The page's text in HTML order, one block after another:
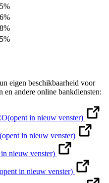
eigen beschikbaarheid voor
en andere online bankdiensten:
(opent in nieuw venster)
(opent in nieuw venster)
nieuw venster)
in nieuw venster)